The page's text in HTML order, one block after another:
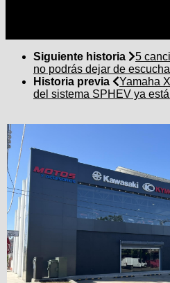
Siguiente historia
5
no podrás dejar de
Historia previa
Yamaha
del sistema SPHEV ya